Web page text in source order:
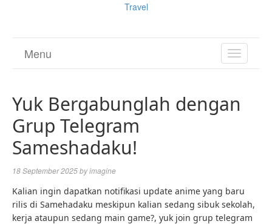
Travel
TOGGLE
Menu
Yuk Bergabunglah dengan
Grup Telegram
Sameshadaku!
18 September 2025byimagine
Kalian ingin dapatkan notifikasi update anime yang baru
rilis di Samehadaku meskipun kalian sedang sibuk sekolah,
kerja ataupun sedang main game?, yuk join grup telegram